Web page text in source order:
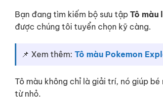
Bạn đang tìm kiếm bộ sưu tập Tô màu
được chúng tôi tuyển chọn kỹ càng.
📌 Xem thêm: Tô màu Pokemon
Tô màu không chỉ là giải trí, nó giúp
từ nhỏ.